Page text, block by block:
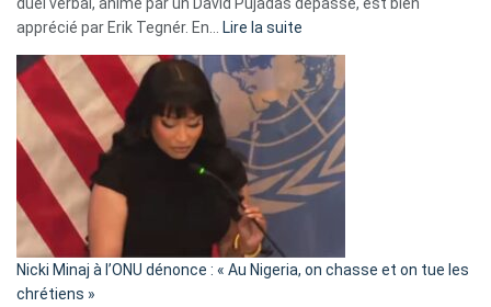
»
duel verbal, animé par un David Pujadas dépassé, est bien
apprécié par Erik Tegnér. En… Lire la suite
Erik
Tegnér
exulte
:
« Zemmour
a
tout
parle
Nicki Minaj à l’ONU dénonce : « Au Nigeria, on chasse et on tue les
chrétiens »